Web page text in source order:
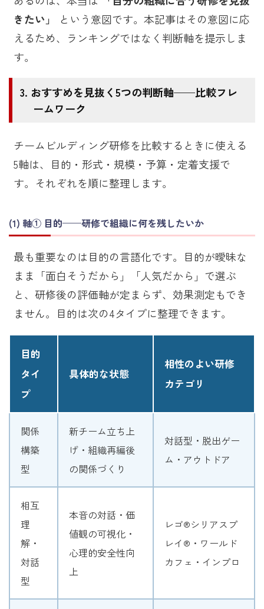
きたい」
という意図です。本記事はその意図に応
えるため、ランキングではなく判断軸を提示しま
す。
おすすめを見抜く5つの判断軸——比較フレ
ームワーク
チームビルディング研修を比較するときに使える
5軸は、目的・形式・規模・予算・定着支援で
す。それぞれを順に整理します。
軸① 目的——研修で組織に何を残したいか
最も重要なのは目的の言語化です。目的が曖昧な
まま「面白そうだから」「人気だから」で選ぶ
と、研修後の評価軸が定まらず、効果測定もでき
ません。目的は次の4タイプに整理できます。
目的
タイ
プ
具体的な状態
相性のよい研修
カテゴリ
関係
構築
型
新チーム立ち上
げ・組織再編後
の関係づくり
対話型・脱出ゲー
ム・アウトドア
相互
理
解・
対話
型
本音の対話・価
値観の可視化・
心理的安全性向
上
レゴ®シリアスプ
レイ®・ワールド
カフェ・インプロ